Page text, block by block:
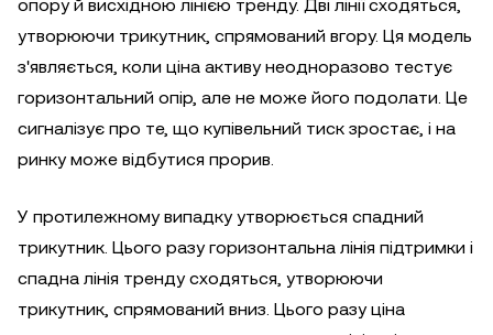
опору й висхідною лінією тренду. Дві лінії сходяться,
утворюючи трикутник, спрямований вгору. Ця модель
з'являється, коли ціна активу неодноразово тестує
горизонтальний опір, але не може його подолати. Це
сигналізує про те, що купівельний тиск зростає, і на
ринку може відбутися прорив.
У протилежному випадку утворюється спадний
трикутник. Цього разу горизонтальна лінія підтримки і
спадна лінія тренду сходяться, утворюючи
трикутник, спрямований вниз. Цього разу ціна